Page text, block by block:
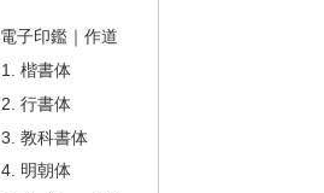
電子印鑑｜作道
楷書体
行書体
教科書体
明朝体